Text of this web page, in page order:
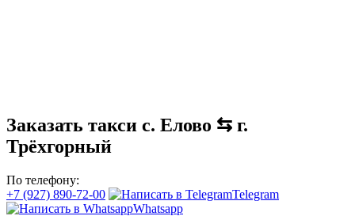
Заказать такси с. Елово ⇆ г.
Трёхгорный
По телефону:
+7 (927) 890-72-00
Telegram
Whatsapp